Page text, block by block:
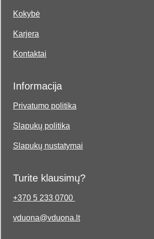
Kokybė
Karjera
Kontaktai
Informacija
Privatumo politika
Slapukų politika
Slapukų nustatymai
Turite klausimų?
+370 5 233 0700
vduona@vduona.lt